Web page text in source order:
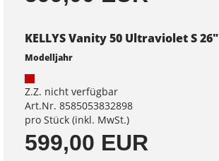
KELLYS Vanity 50 Ultraviolet S 26"
Modelljahr
Z.Z. nicht verfügbar
Art.Nr. 8585053832898
pro Stück (inkl. MwSt.)
599,00 EUR